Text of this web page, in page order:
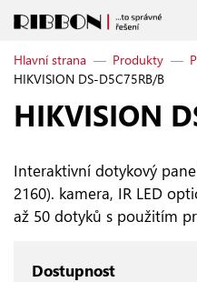
Hlavní strana — Produkty —
HIKVISION DS-D5C75RB/B
HIKVISION
Interaktivní dotykový
2160). kamera, IR LED
až 50 dotyků s použitím
Dostupnost